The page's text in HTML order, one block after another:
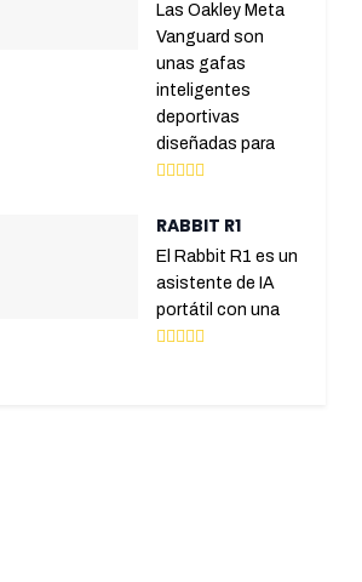
Las Oakley Meta
Vanguard son
unas gafas
inteligentes
deportivas
diseñadas para
RABBIT R1
El Rabbit R1 es un
asistente de IA
portátil con una